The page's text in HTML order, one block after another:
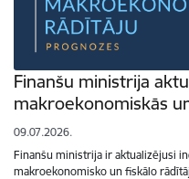
Finanšu ministrija
makroekonomiskās
09.07.2026.
Finanšu ministrija ir aktualizējusi
makroekonomisko un fiskālo